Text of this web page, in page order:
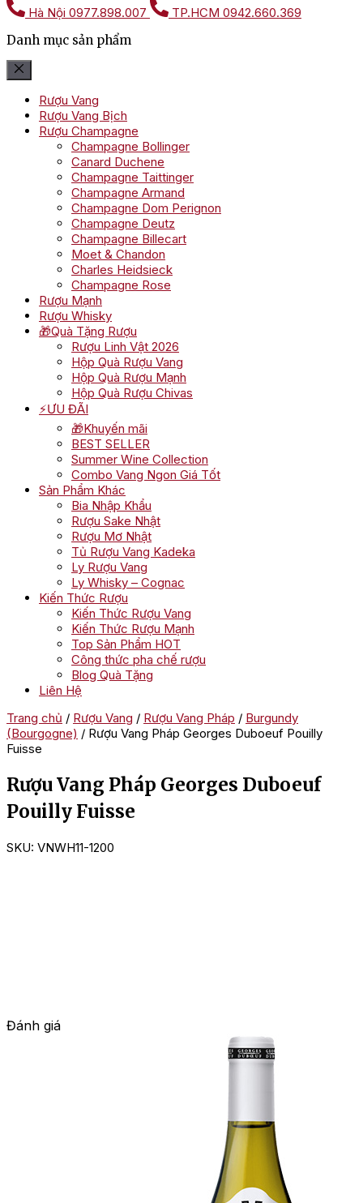
Hà Nội 0977.898.007 TP.HCM 0942.660.369
Danh mục sản phẩm
Rượu Vang
Rượu Vang Bịch
Rượu Champagne
Champagne Bollinger
Canard Duchene
Champagne Taittinger
Champagne Armand
Champagne Dom Perignon
Champagne Deutz
Champagne Billecart
Moet & Chandon
Charles Heidsieck
Champagne Rose
Rượu Mạnh
Rượu Whisky
🎁Quà Tặng Rượu
Rượu Linh Vật 2026
Hộp Quà Rượu Vang
Hộp Quà Rượu Mạnh
Hộp Quà Rượu Chivas
⚡ƯU ĐÃI
🎁Khuyến mãi
BEST SELLER
Summer Wine Collection
Combo Vang Ngon Giá Tốt
Sản Phẩm Khác
Bia Nhập Khẩu
Rượu Sake Nhật
Rượu Mơ Nhật
Tủ Rượu Vang Kadeka
Ly Rượu Vang
Ly Whisky – Cognac
Kiến Thức Rượu
Kiến Thức Rượu Vang
Kiến Thức Rượu Mạnh
Top Sản Phẩm HOT
Công thức pha chế rượu
Blog Quà Tặng
Liên Hệ
Trang chủ / Rượu Vang / Rượu Vang Pháp / Burgundy
(Bourgogne) / Rượu Vang Pháp Georges Duboeuf Pouilly
Fuisse
Rượu Vang Pháp Georges Duboeuf
Pouilly Fuisse
SKU: VNWH11-1200
Đánh giá